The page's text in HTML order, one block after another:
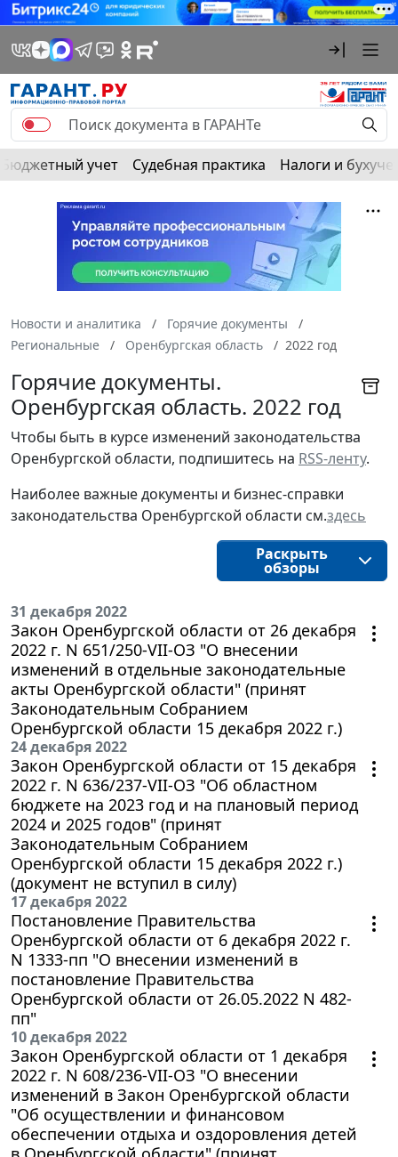
Бюджетный учет Судебная практика Налоги и
Новости и аналитика
Горячие документы
Региональные
Оренбургская область 2022 год
Горячие документы.
Оренбургская область. 2022 год
Чтобы быть в курсе изменений законодательства
Оренбургской области, подпишитесь на RSS-ленту.
Наиболее важные документы и бизнес-справки
законодательства Оренбургской области см.здесь
Раскрыть
обзоры
31 декабря 2022
Закон Оренбургской области от 26 декабря
2022 г. N 651/250-VII-ОЗ "О внесении
изменений в отдельные законодательные
акты Оренбургской области" (принят
Законодательным Собранием
Оренбургской области 15 декабря 2022 г.)
24 декабря 2022
Закон Оренбургской области от 15 декабря
2022 г. N 636/237-VII-ОЗ "Об областном
бюджете на 2023 год и на плановый период
2024 и 2025 годов" (принят
Законодательным Собранием
Оренбургской области 15 декабря 2022 г.)
(документ не вступил в силу)
17 декабря 2022
Постановление Правительства
Оренбургской области от 6 декабря 2022 г.
N 1333-пп "О внесении изменений в
постановление Правительства
Оренбургской области от 26.05.2022 N 482-
пп"
10 декабря 2022
Закон Оренбургской области от 1 декабря
2022 г. N 608/236-VII-ОЗ "О внесении
изменений в Закон Оренбургской области
"Об осуществлении и финансовом
обеспечении отдыха и оздоровления детей